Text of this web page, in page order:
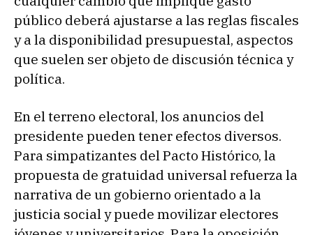
público deberá ajustarse a las reglas fiscales
y a la disponibilidad presupuestal, aspectos
que suelen ser objeto de discusión técnica y
política.
En el terreno electoral, los anuncios del
presidente pueden tener efectos diversos.
Para simpatizantes del Pacto Histórico, la
propuesta de gratuidad universal refuerza la
narrativa de un gobierno orientado a la
justicia social y puede movilizar electores